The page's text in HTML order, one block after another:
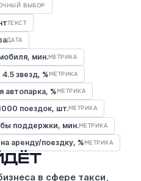
ВЫБОР
ТЕКСТ
ДАТА
мин.МЕТРИКА
звезд, %МЕТРИКА
автопарка, % МЕТРИКА
поездок, шт.МЕТРИКА
поддержки, мин.МЕТРИКА
аренду/поездку, %МЕТРИКА
в сфере такси,